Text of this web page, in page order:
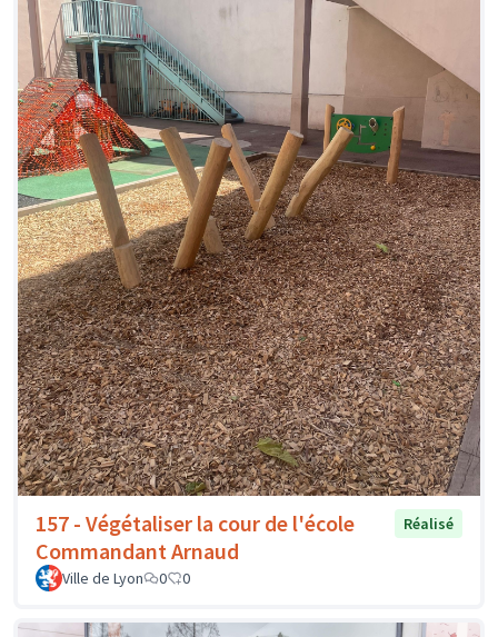
157 - Végétaliser la cour de l'école
Commandant Arnaud
Réalisé
Ville de Lyon 0 0